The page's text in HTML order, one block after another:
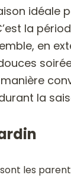
idéale
la
en
la
les